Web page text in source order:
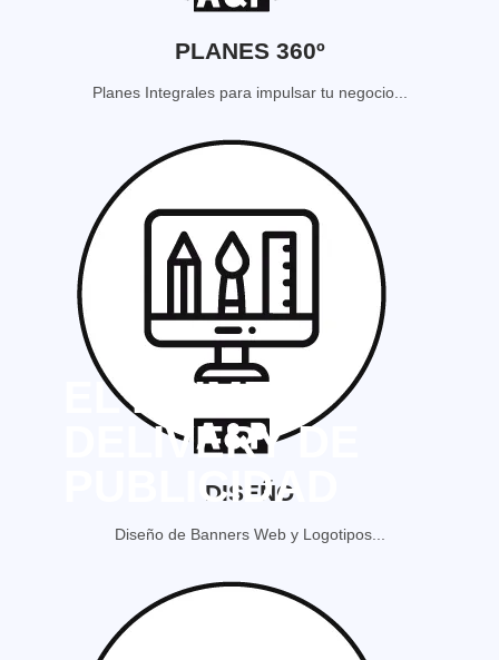
PLANES 360º
Planes Integrales para impulsar tu negocio...
DISEÑO
Diseño de Banners Web y Logotipos...
EL PRIMER
DELIVERY DE
PUBLICIDAD